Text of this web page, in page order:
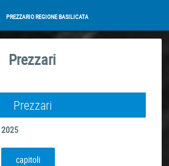
PREZZARIO REGIONE BASILICATA
Prezzari
Prezzari
2025
capitoli